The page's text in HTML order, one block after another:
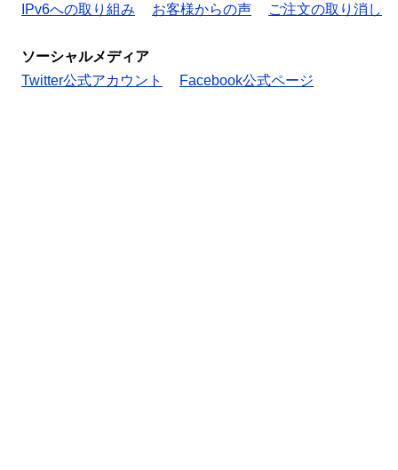
IPv6への取り組み
お客様からの声 ご注文の取り消し
ソーシャルメディア
Twitter公式アカウント
Facebook公式ページ